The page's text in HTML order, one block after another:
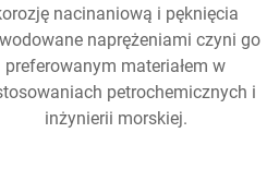
nacinaniową i pęknięcia
naprężeniami czyni go
preferowanym materiałem w
petrochemicznych i
inżynierii morskiej.